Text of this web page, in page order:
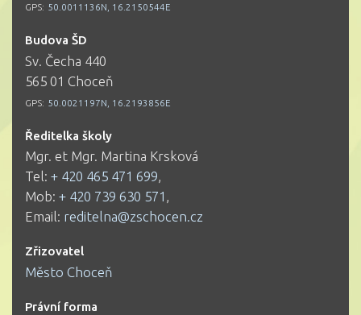
GPS: 50.0011136N, 16.2150544E
Budova ŠD
Sv. Čecha 440
565 01 Choceň
GPS: 50.0021197N, 16.2193856E
Ředitelka školy
Mgr. et Mgr. Martina Krsková
Tel: + 420 465 471 699,
Mob: + 420 739 630 571 ,
Email: reditelna@zschocen.cz
Zřizovatel
Město Choceň
Právní forma